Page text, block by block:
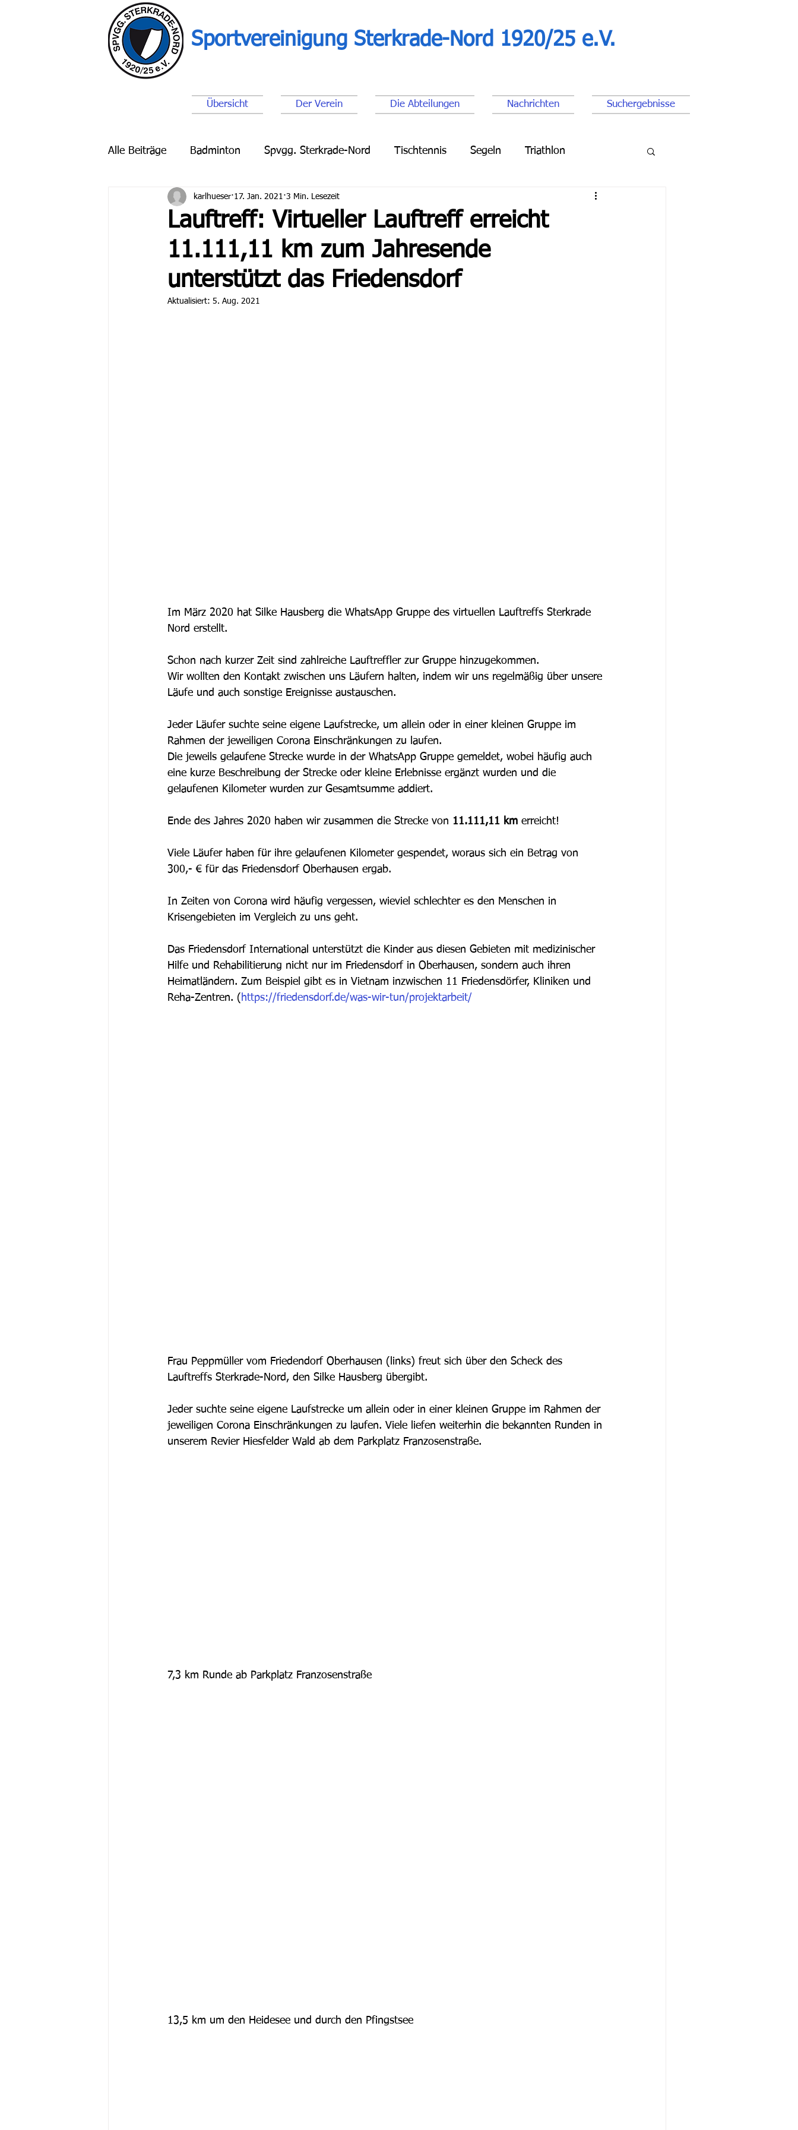
Sportvereinigung Sterkrade-Nord 1920/25 e.V.
Übersicht Der Verein Die Abteilungen Nachrichten Suchergebnisse
Alle Beiträge Badminton Spvgg. Sterkrade-Nord Tischtennis Segeln Triathlon
Breitensport Schach Leichtathletik
Lauftreff: Virtueller Lauftreff erreicht
11.111,11 km zum Jahresende
unterstützt das Friedensdorf
karlhueser 17. Jan. 2021 3 Min. Lesezeit
Aktualisiert: 5. Aug. 2021
Im März 2020 hat Silke Hausberg die WhatsApp Gruppe des virtuellen Lauftreffs Sterkrade
Nord erstellt.
Schon nach kurzer Zeit sind zahlreiche Lauftreffler zur Gruppe hinzugekommen.
Wir wollten den Kontakt zwischen uns Läufern halten, indem wir uns regelmäßig über unsere
Läufe und auch sonstige Ereignisse austauschen.
Jeder Läufer suchte seine eigene Laufstrecke, um allein oder in einer kleinen Gruppe im
Rahmen der jeweiligen Corona Einschränkungen zu laufen.
Die jeweils gelaufene Strecke wurde in der WhatsApp Gruppe gemeldet, wobei häufig auch
eine kurze Beschreibung der Strecke oder kleine Erlebnisse ergänzt wurden und die
gelaufenen Kilometer wurden zur Gesamtsumme addiert.
Ende des Jahres 2020 haben wir zusammen die Strecke von 11.111,11 km erreicht!
Viele Läufer haben für ihre gelaufenen Kilometer gespendet, woraus sich ein Betrag von
300,- € für das Friedensdorf Oberhausen ergab.
In Zeiten von Corona wird häufig vergessen, wieviel schlechter es den Menschen in
Krisengebieten im Vergleich zu uns geht.
Das Friedensdorf International unterstützt die Kinder aus diesen Gebieten mit medizinischer
Hilfe und Rehabilitierung nicht nur im Friedensdorf in Oberhausen, sondern auch ihren
Heimatländern. Zum Beispiel gibt es in Vietnam inzwischen 11 Friedensdörfer, Kliniken und
Reha-Zentren. ( https://friedensdorf.de/was-wir-tun/projektarbeit/
Frau Peppmüller vom Friedendorf Oberhausen (links) freut sich über den Scheck des
Lauftreffs Sterkrade-Nord, den Silke Hausberg übergibt.
Jeder suchte seine eigene Laufstrecke um allein oder in einer kleinen Gruppe im Rahmen der
jeweiligen Corona Einschränkungen zu laufen. Viele liefen weiterhin die bekannten Runden in
unserem Revier Hiesfelder Wald ab dem Parkplatz Franzosenstraße.
7,3 km Runde ab Parkplatz Franzosenstraße
13,5 km um den Heidesee und durch den Pfingstsee